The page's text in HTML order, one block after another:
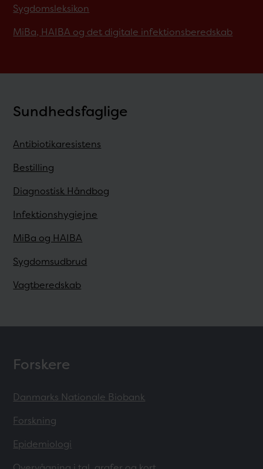
Sygdomsleksikon
MiBa, HAIBA og det digitale infektionsberedskab
Sundhedsfaglige
Antibiotikaresistens
Bestilling
Diagnostisk Håndbog
Infektionshygiejne
MiBa og HAIBA
Sygdomsudbrud
Vagtberedskab
Forskere
Danmarks Nationale Biobank
Forskning
Epidemiologi